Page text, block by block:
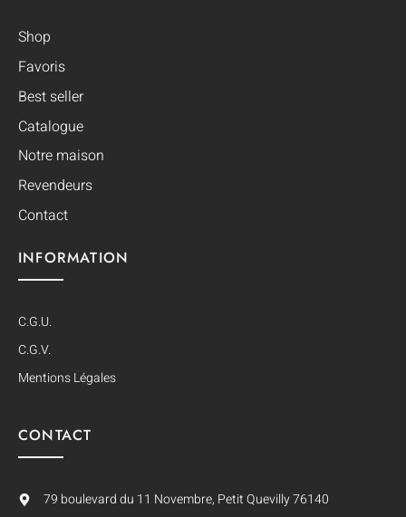
Shop
Favoris
Best seller
Catalogue
Notre maison
Revendeurs
Contact
INFORMATION
C.G.U.
C.G.V.
Mentions Légales
CONTACT
79 boulevard du 11 Novembre, Petit Quevilly 76140